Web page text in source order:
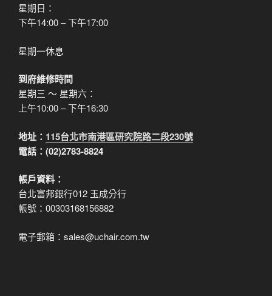
星期日：
下午14:00 – 下午17:00
星期一休息
到府維修時間
星期三 ～ 星期六：
上午10:00 – 下午16:30
地址： 115台北市南港區研究院路二段230號
電話：(02)2783-8824
帳戶資料：
台北富邦銀行012 玉成分行
帳號：00303168156882
電子郵箱：sales@uchair.com.tw